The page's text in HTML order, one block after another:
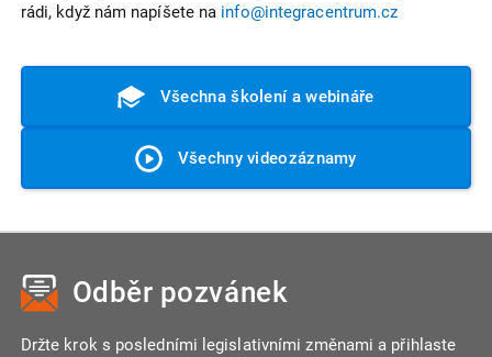
rádi, když nám napíšete na info@integracentrum.cz
Všechna školení a webináře
Všechny videozáznamy
Odběr pozvánek
Držte krok s posledními legislativními změnami a přihlaste